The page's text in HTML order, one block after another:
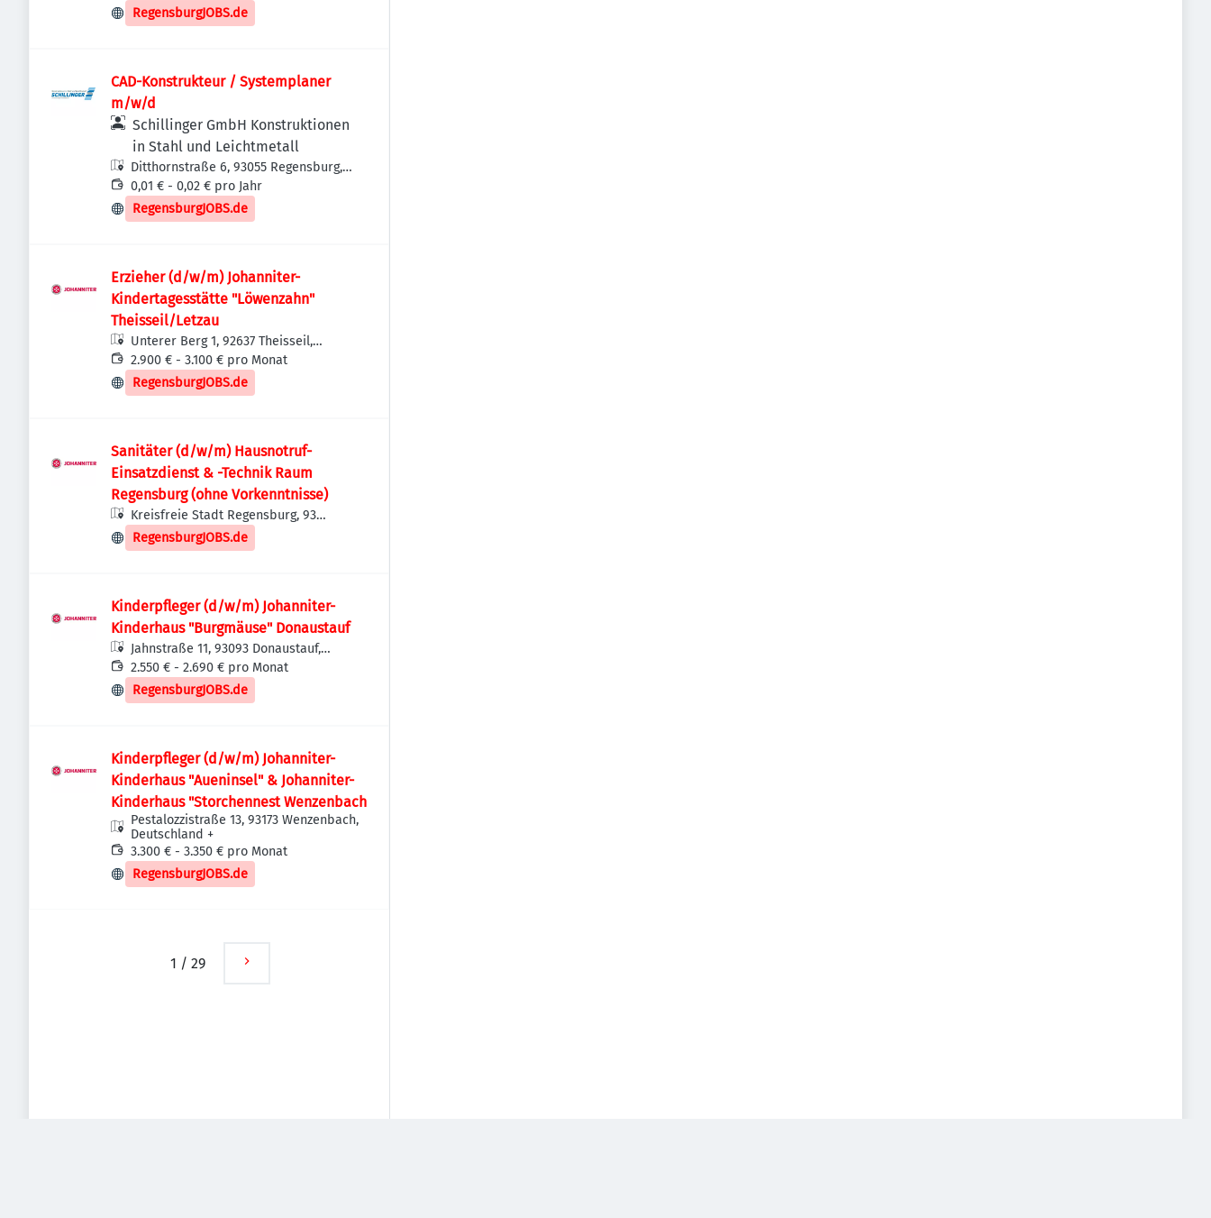
RegensburgJOBS.de
CAD-Konstrukteur / Systemplaner
m/w/d
Schillinger GmbH Konstruktionen
in Stahl und Leichtmetall
Ditthornstraße 6, 93055 Regensburg,
Deutschland
0,01 € - 0,02 € pro Jahr
RegensburgJOBS.de
Erzieher (d/w/m) Johanniter-
Kindertagesstätte "Löwenzahn"
Theisseil/Letzau
Unterer Berg 1, 92637 Theisseil,
Deutschland
2.900 € - 3.100 € pro Monat
RegensburgJOBS.de
Sanitäter (d/w/m) Hausnotruf-
Einsatzdienst & -Technik Raum
Regensburg (ohne Vorkenntnisse)
Kreisfreie Stadt Regensburg, 93
Regensburg, Deutschland
RegensburgJOBS.de
Kinderpfleger (d/w/m) Johanniter-
Kinderhaus "Burgmäuse" Donaustauf
Jahnstraße 11, 93093 Donaustauf,
Deutschland
2.550 € - 2.690 € pro Monat
RegensburgJOBS.de
Kinderpfleger (d/w/m) Johanniter-
Kinderhaus "Aueninsel" & Johanniter-
Kinderhaus "Storchennest Wenzenbach
Pestalozzistraße 13, 93173 Wenzenbach,
Deutschland +
3.300 € - 3.350 € pro Monat
RegensburgJOBS.de
1 / 29